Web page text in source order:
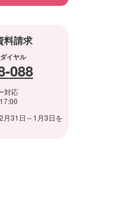
料請求
イヤル
088
対応
月31日～1月3日を